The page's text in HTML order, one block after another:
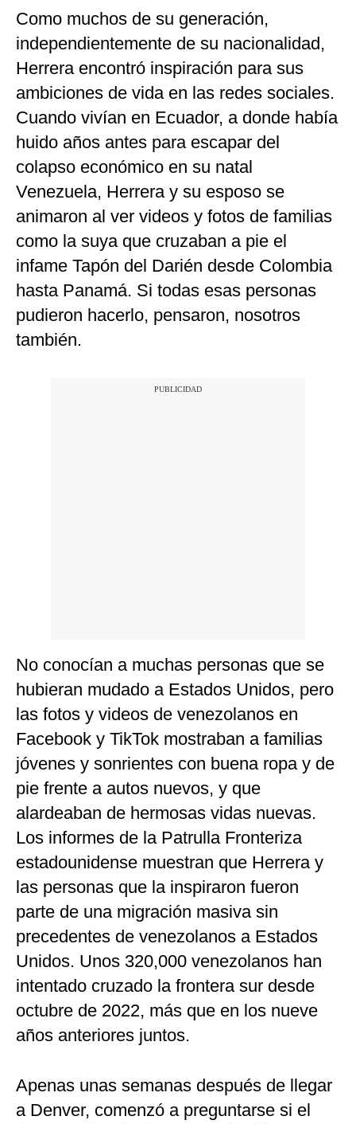
Como muchos de su generación,
independientemente de su nacionalidad,
Herrera encontró inspiración para sus
ambiciones de vida en las redes sociales.
Cuando vivían en Ecuador, a donde había
huido años antes para escapar del
colapso económico en su natal
Venezuela, Herrera y su esposo se
animaron al ver videos y fotos de familias
como la suya que cruzaban a pie el
infame Tapón del Darién desde Colombia
hasta Panamá. Si todas esas personas
pudieron hacerlo, pensaron, nosotros
también.
No conocían a muchas personas que se
hubieran mudado a Estados Unidos, pero
las fotos y videos de venezolanos en
Facebook y TikTok mostraban a familias
jóvenes y sonrientes con buena ropa y de
pie frente a autos nuevos, y que
alardeaban de hermosas vidas nuevas.
Los informes de la Patrulla Fronteriza
estadounidense muestran que Herrera y
las personas que la inspiraron fueron
parte de una migración masiva sin
precedentes de venezolanos a Estados
Unidos. Unos 320,000 venezolanos han
intentado cruzado la frontera sur desde
octubre de 2022, más que en los nueve
años anteriores juntos.
Apenas unas semanas después de llegar
a Denver, comenzó a preguntarse si el